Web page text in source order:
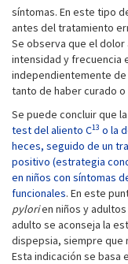
síntomas. En este tipo
antes del tratamiento
Se observa que el
intensidad y frecuencia
independientemente
tanto de haber curado
Se puede concluir que la
test del aliento C13 o la
heces, seguido de un
positivo (estrategia
en niños con síntomas
funcionales. En este
pylorien niños y
adulto se aconseja la
dispepsia, siempre que
Esta indicación se basa